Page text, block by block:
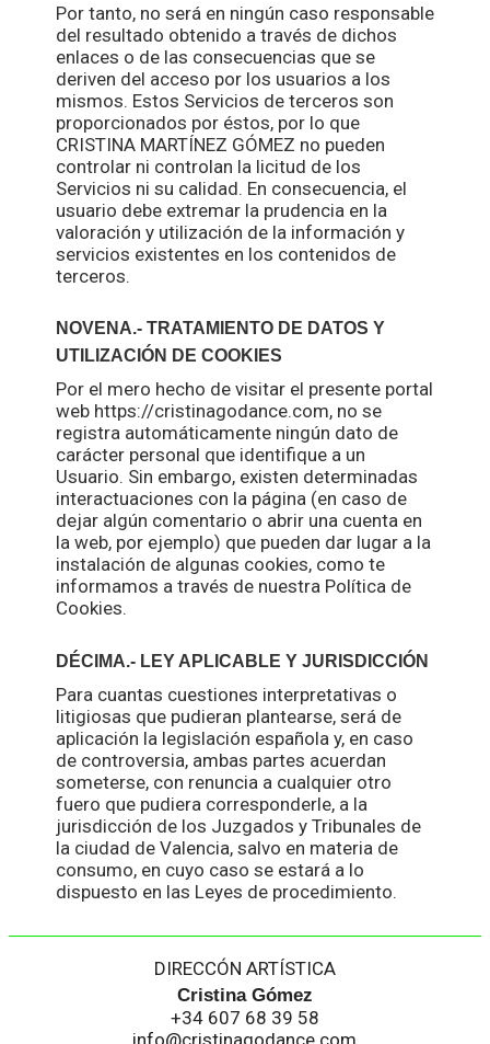
Por tanto, no será en ningún caso responsable
del resultado obtenido a través de dichos
enlaces o de las consecuencias que se
deriven del acceso por los usuarios a los
mismos. Estos Servicios de terceros son
proporcionados por éstos, por lo que
CRISTINA MARTÍNEZ GÓMEZ no pueden
controlar ni controlan la licitud de los
Servicios ni su calidad. En consecuencia, el
usuario debe extremar la prudencia en la
valoración y utilización de la información y
servicios existentes en los contenidos de
terceros.
NOVENA.- TRATAMIENTO DE DATOS Y
UTILIZACIÓN DE COOKIES
Por el mero hecho de visitar el presente portal
web https://cristinagodance.com, no se
registra automáticamente ningún dato de
carácter personal que identifique a un
Usuario. Sin embargo, existen determinadas
interactuaciones con la página (en caso de
dejar algún comentario o abrir una cuenta en
la web, por ejemplo) que pueden dar lugar a la
instalación de algunas cookies, como te
informamos a través de nuestra Política de
Cookies.
DÉCIMA.- LEY APLICABLE Y JURISDICCIÓN
Para cuantas cuestiones interpretativas o
litigiosas que pudieran plantearse, será de
aplicación la legislación española y, en caso
de controversia, ambas partes acuerdan
someterse, con renuncia a cualquier otro
fuero que pudiera corresponderle, a la
jurisdicción de los Juzgados y Tribunales de
la ciudad de Valencia, salvo en materia de
consumo, en cuyo caso se estará a lo
dispuesto en las Leyes de procedimiento.
DIRECCÓN ARTÍSTICA
Cristina Gómez
+34 607 68 39 58